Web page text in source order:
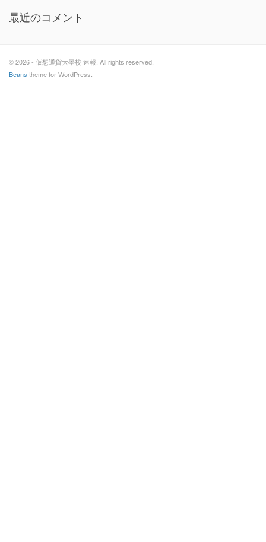
最近のコメント
© 2026 - 仮想通貨大學校 速報. All rights reserved.
Beans theme for WordPress.